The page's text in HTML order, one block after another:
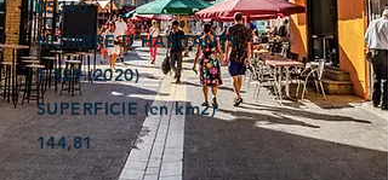
05340
NOMBRE D'HABITANTS
1 129 (2020)
SUPERFICIE (en km2)
144,81